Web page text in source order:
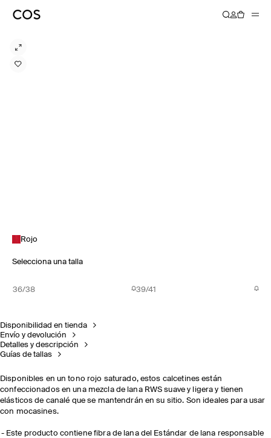
Rojo
Selecciona una talla
36/38 39/41
Disponibilidad en tienda
Envío y devolución
Detalles y descripción
Guías de tallas
Disponibles en un tono rojo saturado, estos calcetines están
confeccionados en una mezcla de lana RWS suave y ligera y tienen
elásticos de canalé que se mantendrán en su sitio. Son ideales para usar
con mocasines.
Este producto contiene fibra de lana del Estándar de lana responsable